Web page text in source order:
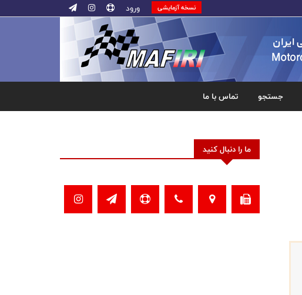
نسخه آزمایشی ورود
جستجو تماس با ما
ما را دنبال کنید